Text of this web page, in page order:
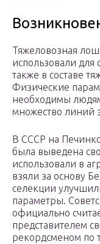
Тяжеловозная
использовали для
также в составе
Физические
необходимы
множество линий
В СССР на
была выведена
использовали в
взяли за основу
селекции
параметры.
официально
представителем
рекордсменом по